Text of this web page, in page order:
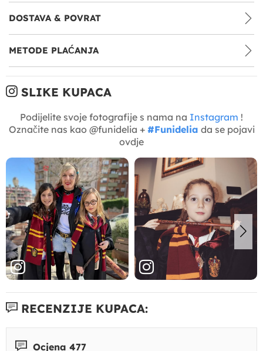
DOSTAVA & POVRAT
METODE PLAĆANJA
SLIKE KUPACA
Podijelite svoje fotografije s nama na Instagram !
Označite nas kao @funidelia + #Funidelia da se pojavi
ovdje
RECENZIJE KUPACA:
Ocjena 477